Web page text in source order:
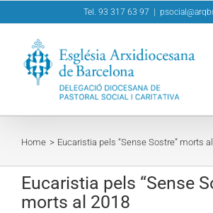
to
Tel. 93 317 63 97
Home Eucaristia pels “Sense Sostre” morts
Eucaristia pels “Sense
morts al 2018